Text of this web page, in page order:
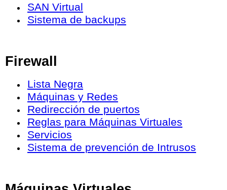
SAN Virtual
Sistema de backups
Firewall
Lista Negra
Máquinas y Redes
Redirección de puertos
Reglas para Máquinas Virtuales
Servicios
Sistema de prevención de Intrusos